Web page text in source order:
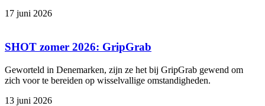
17 juni 2026
SHOT zomer 2026: GripGrab
Geworteld in Denemarken, zijn ze het bij GripGrab gewend om
zich voor te bereiden op wisselvallige omstandigheden.
13 juni 2026